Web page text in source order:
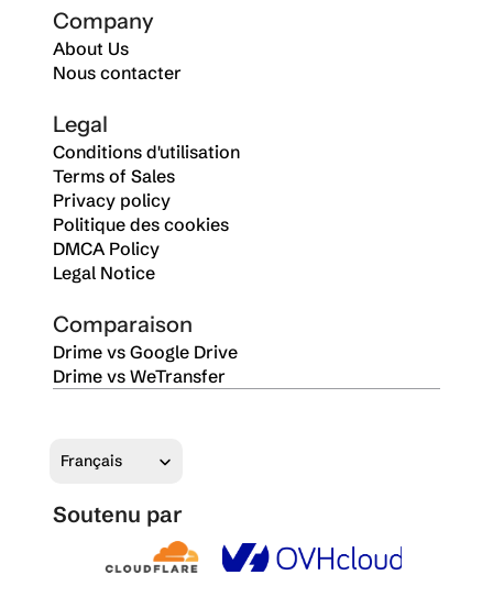
Company
About Us
Nous contacter
Legal
Conditions d'utilisation
Terms of Sales
Privacy policy
Politique des cookies
DMCA Policy
Legal Notice
Comparaison
Drime vs Google Drive
Drime vs WeTransfer
Français
Soutenu par